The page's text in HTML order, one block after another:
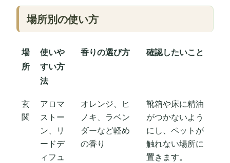
場所別の使い方
場
所
使いや
すい方
法
香りの選び方 確認したいこと
玄
関
アロマ
ストー
ン、リ
ードデ
ィフュ
オレンジ、ヒ
ノキ、ラベン
ダーなど軽め
の香り
靴箱や床に精油
がつかないよう
にし、ペットが
触れない場所に
置きます。